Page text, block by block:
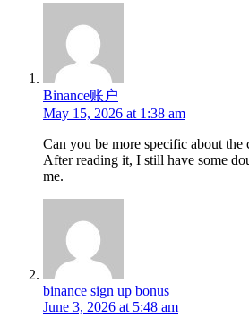
Binance账户
May 15, 2026 at 1:38 am
Can you be more specific about
After reading it, I still have some
me.
binance sign up bonus
June 3, 2026 at 5:48 am